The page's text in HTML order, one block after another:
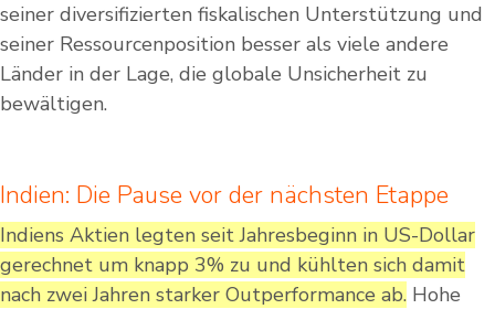
seiner diversifizierten fiskalischen Unterstützung und
seiner Ressourcenposition besser als viele andere
Länder in der Lage, die globale Unsicherheit zu
bewältigen.
Indien: Die Pause vor der nächsten Etappe
Indiens Aktien legten seit Jahresbeginn in US-Dollar
gerechnet um knapp 3% zu und kühlten sich damit
nach zwei Jahren starker Outperformance ab. Hohe